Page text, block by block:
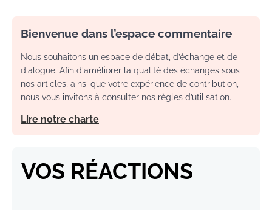
Bienvenue dans l’espace commentaire
Nous souhaitons un espace de débat, d’échange et de
dialogue. Afin d'améliorer la qualité des échanges sous
nos articles, ainsi que votre expérience de contribution,
nous vous invitons à consulter nos règles d’utilisation.
Lire notre charte
VOS RÉACTIONS